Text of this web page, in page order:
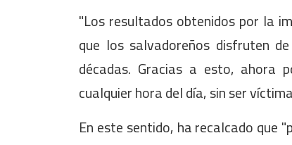
"Los resultados obtenidos por la
que los salvadoreños disfruten
décadas. Gracias a esto, ahora
cualquier hora del día, sin ser
En este sentido, ha recalcado que